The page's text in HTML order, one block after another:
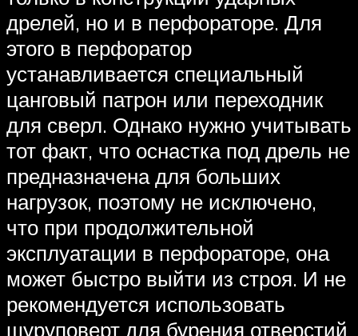
дрелей, но и в перфораторе. Для
этого в перфоратор
устанавливается специальный
цанговый патрон или переходник
для сверл. Однако нужно учитывать
тот факт, что оснастка под дрель не
предназначена для больших
нагрузок, поэтому не исключено,
что при продолжительной
эксплуатации в перфораторе, она
может быстро выйти из строя. И не
рекомендуется использовать
шуруповерт для бурения отверстий